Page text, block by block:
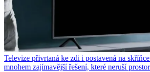
Televize přivrtaná ke zdi i postavená na
mnohem zajímavější řešení, které neruší prostor